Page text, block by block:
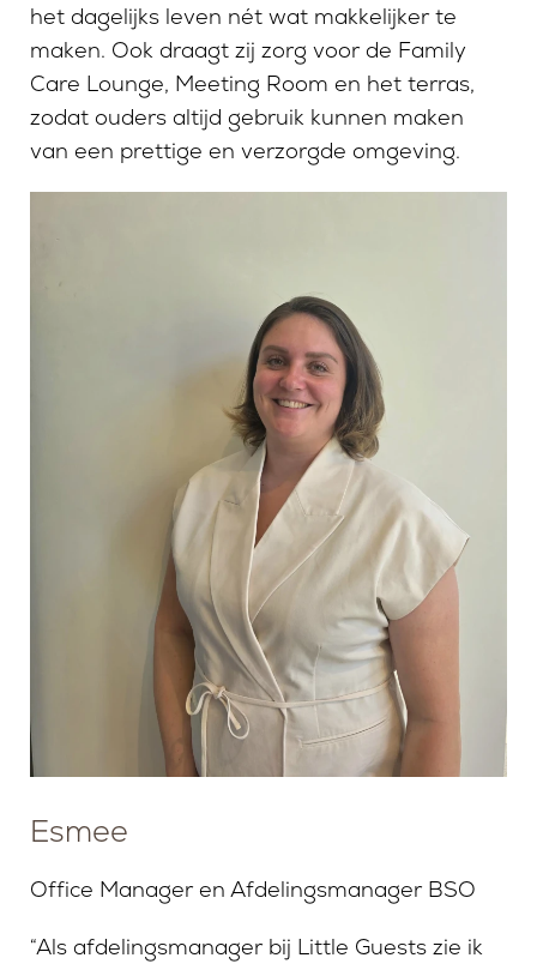
het dagelijks leven nét wat makkelijker te
maken. Ook draagt zij zorg voor de Family
Care Lounge, Meeting Room en het terras,
zodat ouders altijd gebruik kunnen maken
van een prettige en verzorgde omgeving.
Esmee
Office Manager en Afdelingsmanager BSO
“Als afdelingsmanager bij Little Guests zie ik